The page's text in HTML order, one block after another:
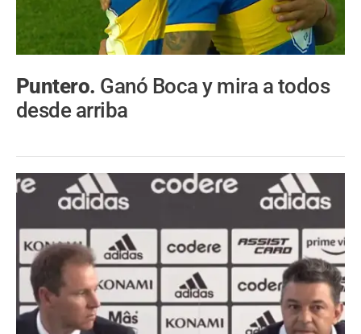
Puntero. Ganó Boca y mira a todos
desde arriba